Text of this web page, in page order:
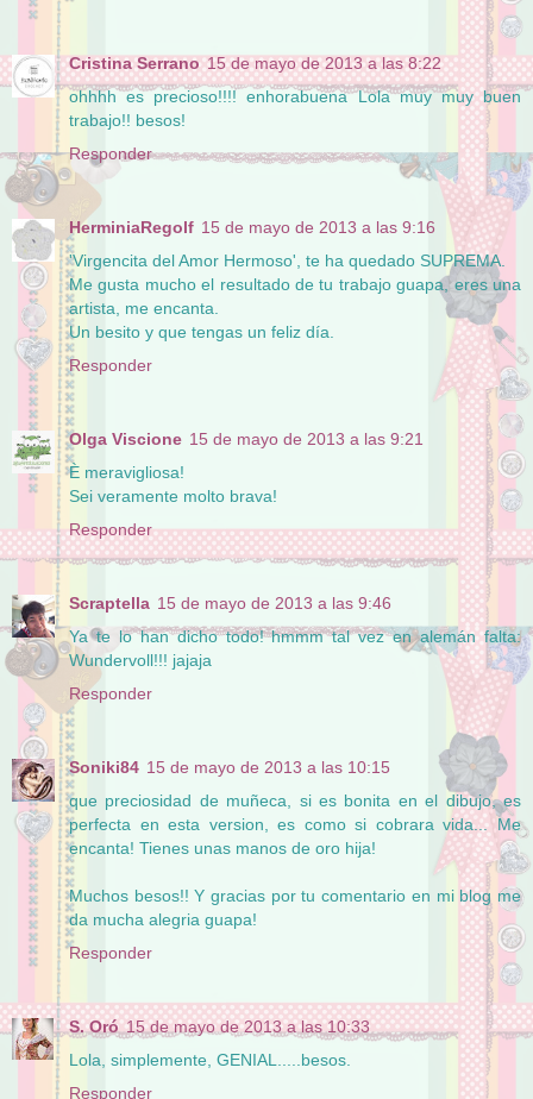
Cristina Serrano 15 de mayo de 2013 a las 8:22
ohhhh es precioso!!!! enhorabuena Lola muy muy buen
trabajo!! besos!
Responder
HerminiaRegolf 15 de mayo de 2013 a las 9:16
'Virgencita del Amor Hermoso', te ha quedado SUPREMA.
Me gusta mucho el resultado de tu trabajo guapa, eres una
artista, me encanta.
Un besito y que tengas un feliz día.
Responder
Olga Viscione 15 de mayo de 2013 a las 9:21
È meravigliosa!
Sei veramente molto brava!
Responder
Scraptella 15 de mayo de 2013 a las 9:46
Ya te lo han dicho todo! hmmm tal vez en alemán falta:
Wundervoll!!! jajaja
Responder
Soniki84 15 de mayo de 2013 a las 10:15
que preciosidad de muñeca, si es bonita en el dibujo, es
perfecta en esta version, es como si cobrara vida... Me
encanta! Tienes unas manos de oro hija!
Muchos besos!! Y gracias por tu comentario en mi blog me
da mucha alegria guapa!
Responder
S. Oró 15 de mayo de 2013 a las 10:33
Lola, simplemente, GENIAL.....besos.
Responder